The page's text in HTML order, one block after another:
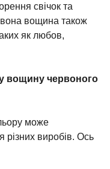
свічок та
вощина також
як любов,
вощину червоного
може
різних виробів. Ось